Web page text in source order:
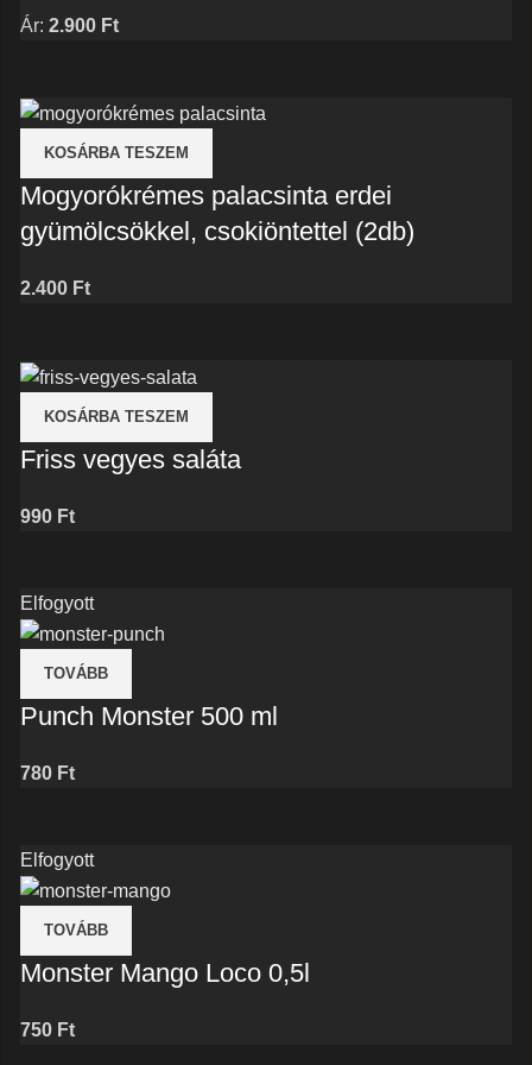
Ár: 2.900 Ft
KOSÁRBA TESZEM
Mogyorókrémes palacsinta erdei
gyümölcsökkel, csokiöntettel (2db)
2.400 Ft
KOSÁRBA TESZEM
Friss vegyes saláta
990 Ft
Elfogyott
TOVÁBB
Punch Monster 500 ml
780 Ft
Elfogyott
TOVÁBB
Monster Mango Loco 0,5l
750 Ft